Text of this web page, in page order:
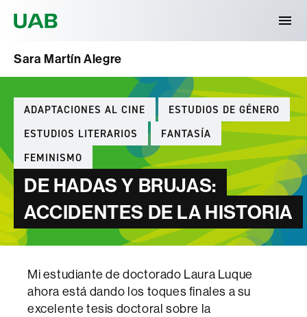
Sara Martín Alegre
Categories
ADAPTACIONES AL CINE
ESTUDIOS DE GÉNERO
ESTUDIOS LITERARIOS
FANTASÍA
FEMINISMO
DE HADAS Y BRUJAS:
ACCIDENTES DE LA HISTORIA
Mi estudiante de doctorado Laura Luque
ahora está dando los toques finales a su
excelente tesis doctoral sobre la